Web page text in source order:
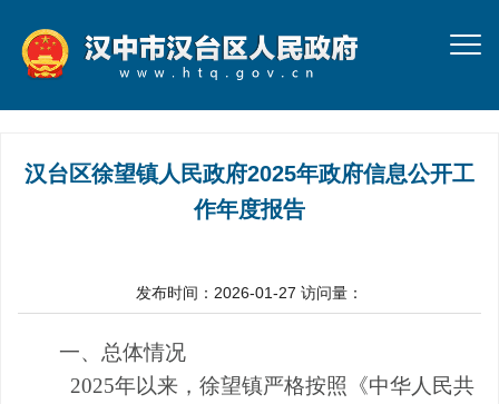
汉台区徐望镇人民政府2025年政府信息公开工
作年度报告
发布时间：2026-01-27 访问量：
一、总体情况
2025年以来，徐望镇严格按照《中华人民共